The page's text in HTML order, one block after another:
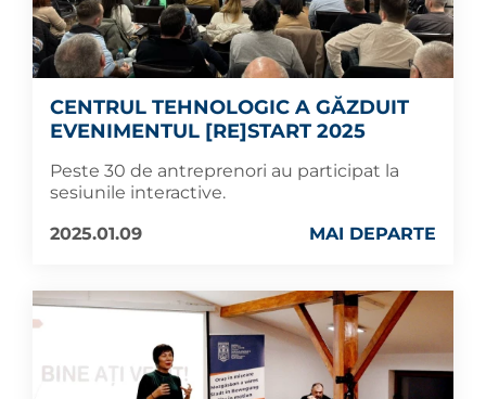
CENTRUL TEHNOLOGIC A GĂZDUIT
EVENIMENTUL [RE]START 2025
Peste 30 de antreprenori au participat la
sesiunile interactive.
2025.01.09
MAI DEPARTE